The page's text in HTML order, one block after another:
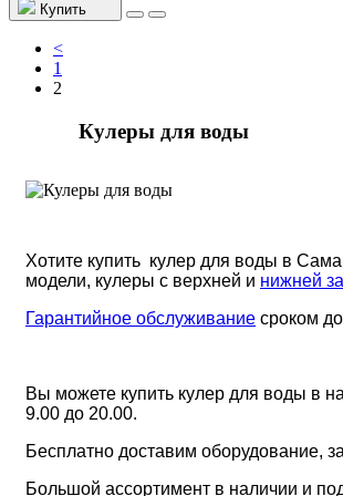
Купить
<
1
2
Кулеры для воды
Хотите купить кулер для воды в
модели, кулеры с верхней и нижней
Гарантийное обслуживание сроком
Вы можете купить кулер для воды в
9.00 до 20.00.
Бесплатно доставим оборудование,
Большой ассортимент в наличии и